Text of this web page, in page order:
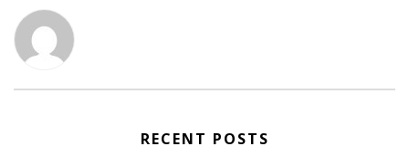
RECENT POSTS